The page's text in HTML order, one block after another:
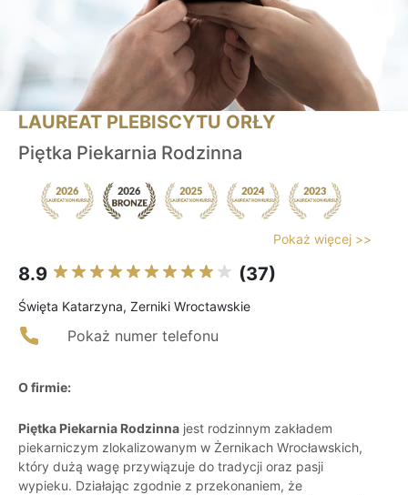
LAUREAT PLEBISCYTU ORŁY
Piętka Piekarnia Rodzinna
Pokaż więcej >>
8.9 (37)
Święta Katarzyna, Zerniki Wroctawskie
Pokaż numer telefonu
O firmie:
Piętka Piekarnia Rodzinna jest rodzinnym zakładem
piekarniczym zlokalizowanym w Żernikach Wrocławskich,
który dużą wagę przywiązuje do tradycji oraz pasji
wypieku. Działając zgodnie z przekonaniem, że